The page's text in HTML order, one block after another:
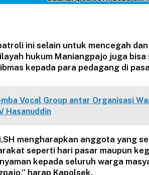
ini selain untuk mencegah
hukum Maniangpajo juga
kepada para pedagang di
Vocal Group antar Organisasi
Hasanuddin
mengharapkan anggota yang
seperti hari pasar maupun
kepada seluruh warga
harap Kapolsek.